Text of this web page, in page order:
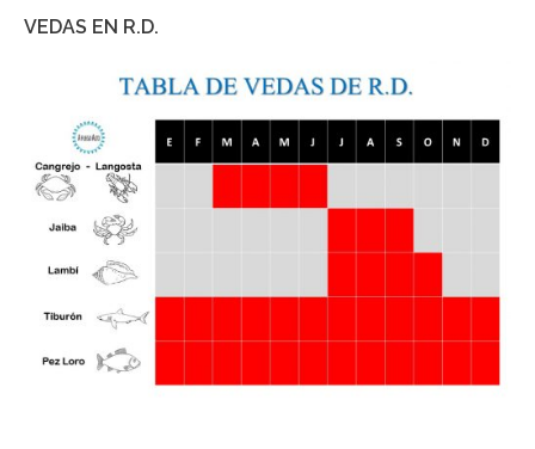
VEDAS EN R.D.